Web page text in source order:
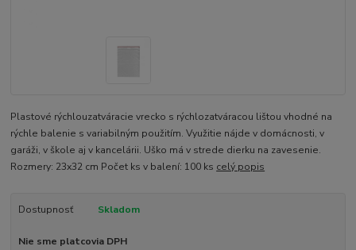
Plastové rýchlouzatváracie vrecko s rýchlozatváracou lištou vhodné na
rýchle balenie s variabilným použitím. Využitie nájde v domácnosti, v
garáži, v škole aj v kancelárii. Uško má v strede dierku na zavesenie.
Rozmery: 23x32 cm Počet ks v balení: 100 ks celý popis
Dostupnosť Skladom
Nie sme platcovia DPH